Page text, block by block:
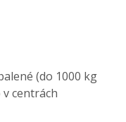
(do 1000 kg
centrách